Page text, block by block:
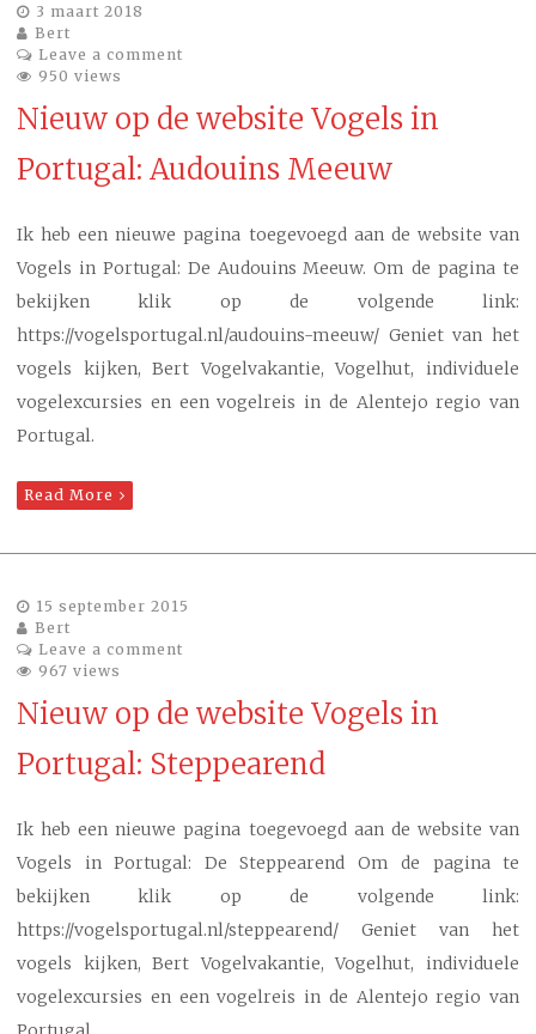
3 maart 2018
Bert
Leave a comment
950 views
Nieuw op de website Vogels in
Portugal: Audouins Meeuw
Ik heb een nieuwe pagina toegevoegd aan de website van
Vogels in Portugal: De Audouins Meeuw. Om de pagina te
bekijken klik op de volgende link:
https://vogelsportugal.nl/audouins-meeuw/ Geniet van het
vogels kijken, Bert Vogelvakantie, Vogelhut, individuele
vogelexcursies en een vogelreis in de Alentejo regio van
Portugal.
Read More
15 september 2015
Bert
Leave a comment
967 views
Nieuw op de website Vogels in
Portugal: Steppearend
Ik heb een nieuwe pagina toegevoegd aan de website van
Vogels in Portugal: De Steppearend Om de pagina te
bekijken klik op de volgende link:
https://vogelsportugal.nl/steppearend/ Geniet van het
vogels kijken, Bert Vogelvakantie, Vogelhut, individuele
vogelexcursies en een vogelreis in de Alentejo regio van